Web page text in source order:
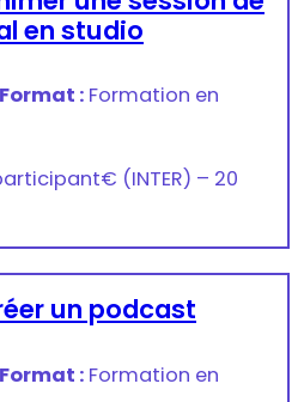
en studio
Format : Formation en
€ (INTER) – 20
un podcast
Format : Formation en